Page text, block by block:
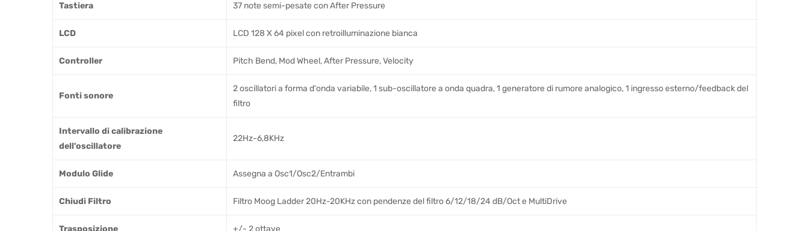
Tastiera 37 note semi-pesate con After Pressure
LCD LCD 128 X 64 pixel con retroilluminazione bianca
Controller Pitch Bend, Mod Wheel, After Pressure, Velocity
Fonti sonore
2 oscillatori a forma d'onda variabile, 1 sub-oscillatore a onda quadra, 1 generatore di rumore analogico, 1 ingresso esterno/feedback del
filtro
Intervallo di calibrazione
dell'oscillatore
22Hz-6,8KHz
Modulo Glide Assegna a Osc1/Osc2/Entrambi
Chiudi Filtro Filtro Moog Ladder 20Hz-20KHz con pendenze del filtro 6/12/18/24 dB/Oct e MultiDrive